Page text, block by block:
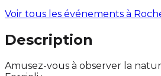
Voir tous les événements à
Description
Amusez-vous à observer la